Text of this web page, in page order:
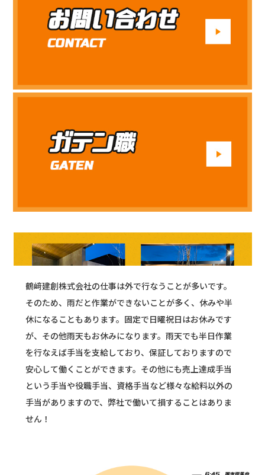
鶴﨑建創株式会社の仕事は外で行なうことが多いです。
そのため、雨だと作業ができないことが多く、休みや半
休になることもあります。固定で日曜祝日はお休みです
が、その他雨天もお休みになります。雨天でも半日作業
を行なえば手当を支給しており、保証しておりますので
安心して働くことができます。その他にも売上達成手当
という手当や役職手当、資格手当など様々な給料以外の
手当がありますので、弊社で働いて損することはありま
せん！